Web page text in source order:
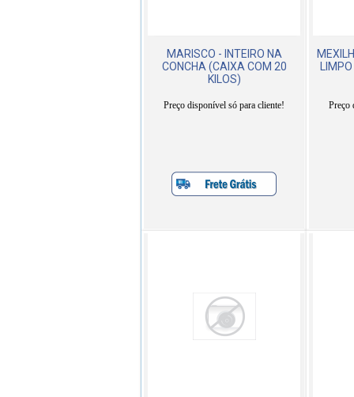
MARISCO - INTEIRO NA
CONCHA (CAIXA COM 20
KILOS)
Preço disponível só para cliente! Preço